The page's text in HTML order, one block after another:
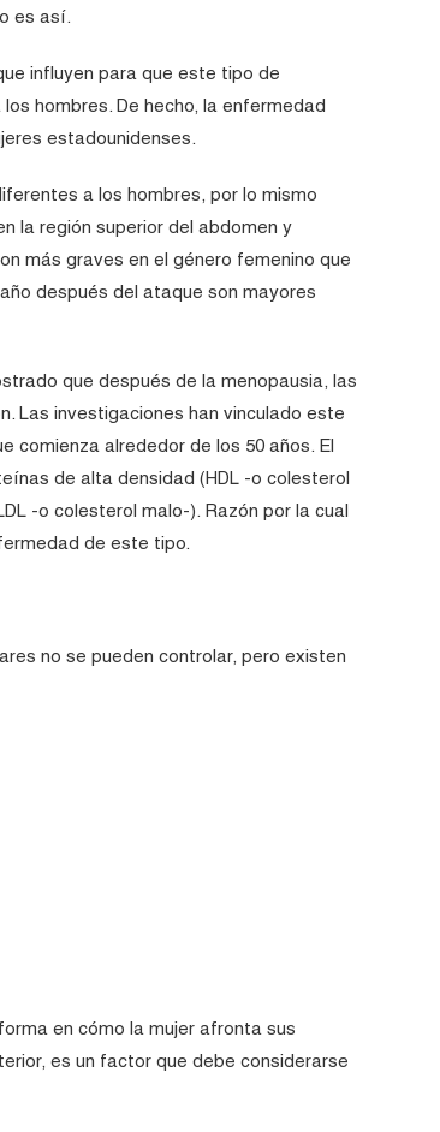
es así.
influyen para que este tipo de
hombres. De hecho, la enfermedad
estadounidenses.
a los hombres, por lo mismo
la región superior del abdomen y
más graves en el género femenino que
después del ataque son mayores
que después de la menopausia, las
Las investigaciones han vinculado este
comienza alrededor de los 50 años. El
de alta densidad (HDL -o colesterol
-o colesterol malo-). Razón por la cual
de este tipo.
no se pueden controlar, pero existen
en cómo la mujer afronta sus
es un factor que debe considerarse